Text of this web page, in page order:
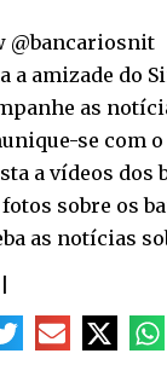
@bancariosnit
a amizade do
as
se com
a vídeos dos
fotos sobre os
as notícias